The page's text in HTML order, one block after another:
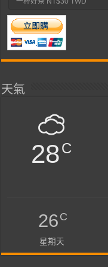
天氣
28C
26C
星期天